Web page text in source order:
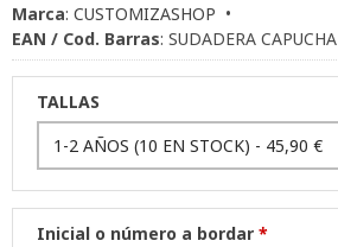
Marca: CUSTOMIZASHOP •
EAN / Cod. Barras: SUDADERA
TALLAS
Inicial o número a bordar *